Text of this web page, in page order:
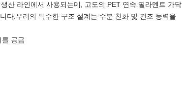
산 라인에서 사용되는데, 고도의 PET 연속 필라멘트 가닥
다.우리의 특수한 구조 설계는 수분 친화 및 건조 능력을
공급